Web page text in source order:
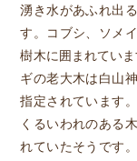
湧き水があふれ出
す。コブシ、ソメ
樹木に囲まれてい
ギの老大木は白山
指定されています
くるいわれのある
れていたそうです